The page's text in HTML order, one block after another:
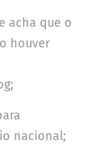
acha que o
houver
nacional;